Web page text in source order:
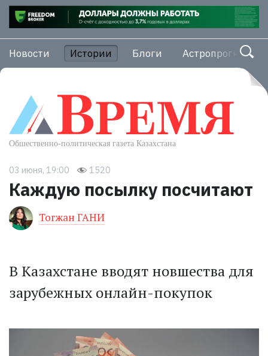
Новости Истории Блоги Астропрогноз
03 июня, 19:00 1520
Каждую посылку посчитают
Тогжан ГАНИ
В Казахстане вводят новшества для
зарубежных онлайн-покупок